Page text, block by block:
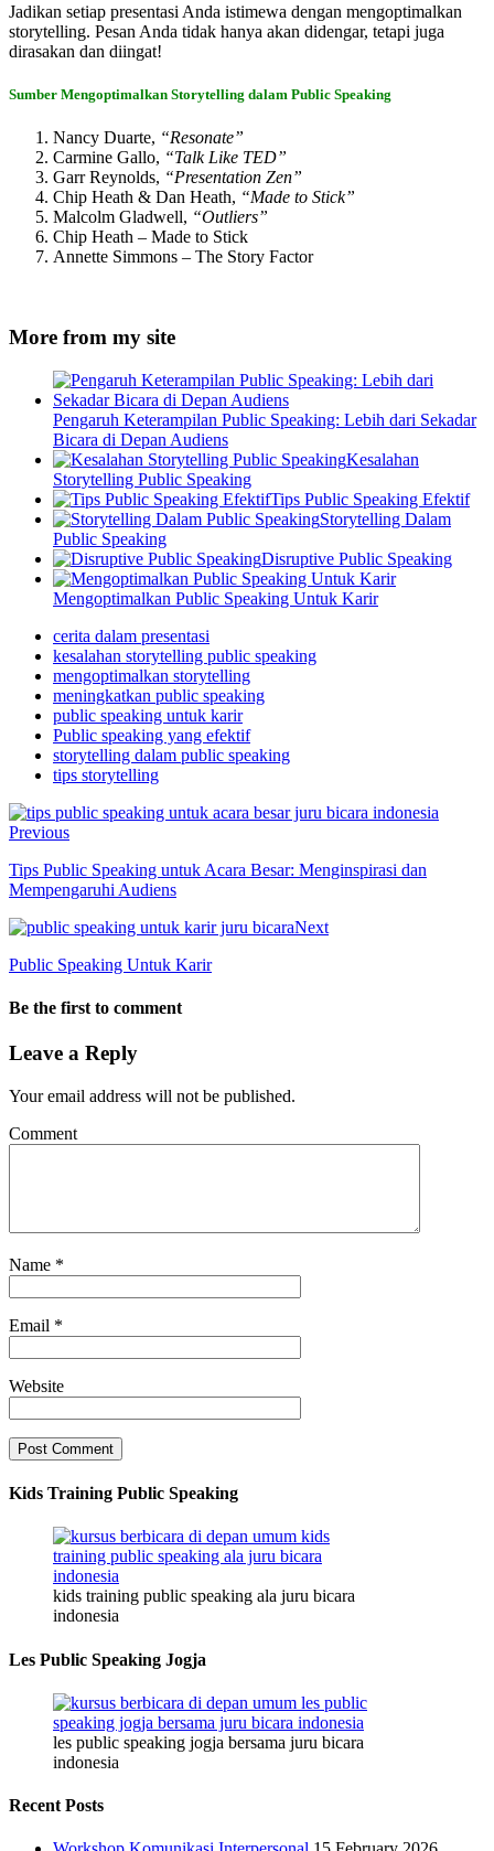
Jadikan setiap presentasi Anda istimewa dengan mengoptimalkan
storytelling. Pesan Anda tidak hanya akan didengar, tetapi juga
dirasakan dan diingat!
Sumber Mengoptimalkan Storytelling dalam Public Speaking
Nancy Duarte, “Resonate”
Carmine Gallo, “Talk Like TED”
Garr Reynolds, “Presentation Zen”
Chip Heath & Dan Heath, “Made to Stick”
Malcolm Gladwell, “Outliers”
Chip Heath – Made to Stick
Annette Simmons – The Story Factor
More from my site
Pengaruh Keterampilan Public Speaking: Lebih dari Sekadar
Bicara di Depan Audiens
Kesalahan
Storytelling Public Speaking
Tips Public Speaking Efektif
Storytelling Dalam
Public Speaking
Disruptive Public Speaking
Mengoptimalkan Public Speaking Untuk Karir
cerita dalam presentasi
kesalahan storytelling public speaking
mengoptimalkan storytelling
meningkatkan public speaking
public speaking untuk karir
Public speaking yang efektif
storytelling dalam public speaking
tips storytelling
Previous
Tips Public Speaking untuk Acara Besar: Menginspirasi dan
Mempengaruhi Audiens
Next
Public Speaking Untuk Karir
Be the first to comment
Leave a Reply
Your email address will not be published.
Comment
Name *
Email *
Website
Kids Training Public Speaking
kids training public speaking ala juru bicara
indonesia
Les Public Speaking Jogja
les public speaking jogja bersama juru bicara
indonesia
Recent Posts